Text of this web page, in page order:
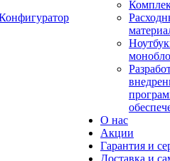
О нас
Акции
Гарантия и
Доставка и